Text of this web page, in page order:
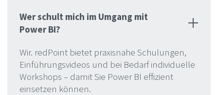
Wer schult mich im Umgang mit
Power BI?
Wir. redPoint bietet praxisnahe Schulungen,
Einführungsvideos und bei Bedarf individuelle
Workshops – damit Sie Power BI effizient
einsetzen können.